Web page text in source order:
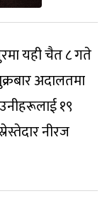
यही चैत ८ गते
अदालतमा
१९
नीरज